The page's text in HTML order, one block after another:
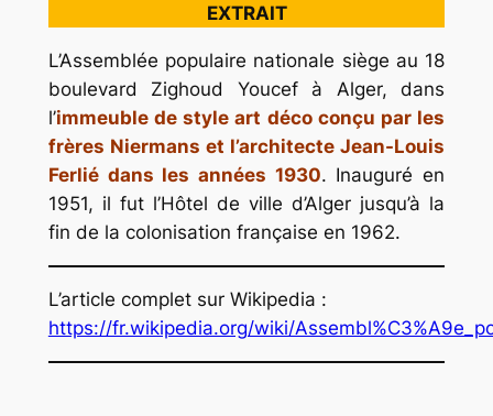
EXTRAIT
L’Assemblée populaire nationale siège au 18
boulevard Zighoud Youcef à Alger, dans
l’immeuble de style art déco conçu par les
frères Niermans et l’architecte Jean-Louis
Ferlié dans les années 1930. Inauguré en
1951, il fut l’Hôtel de ville d’Alger jusqu’à la
fin de la colonisation française en 1962.
L’article complet sur Wikipedia :
https://fr.wikipedia.org/wiki/